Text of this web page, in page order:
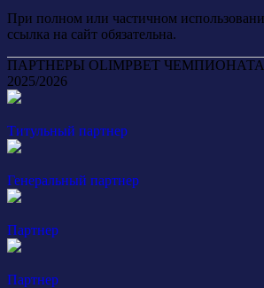
При полном или частичном
ссылка на сайт обязательна.
ПАРТНЕРЫ OLIMPBET
2025/2026
Титульный партнер
Генеральный партнер
Партнер
Партнер